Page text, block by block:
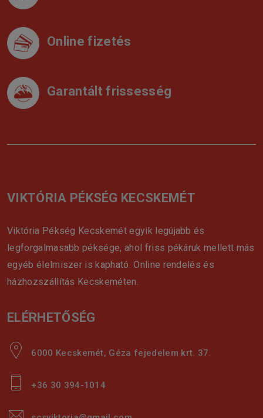
Online fizetés
Garantált frissesség
VIKTÓRIA PÉKSÉG KECSKEMÉT
Viktória Pékség Kecskemét egyik legújabb és
legforgalmasabb péksége, ahol friss pékáruk mellett más
egyéb élelmiszer is kapható. Online rendelés és
házhozszállítás Kecskeméten.
ELÉRHETŐSÉG
6000 Kecskemét, Géza fejedelem krt. 37.
+36 30 394-1014